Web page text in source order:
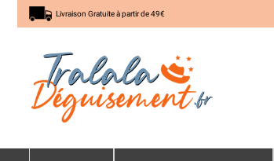
Livraison Gratuite à partir de 49€